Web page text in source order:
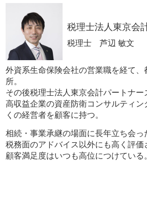
税理士法人東京会
税理士 芦辺 敏文
外資系生命保険会社の営業職を経て、
所。
その後税理士法人東京会計パートナー
高収益企業の資産防衛コンサルティン
くの経営者を顧客に持つ。
相続・事業承継の場面に長年立ち会っ
税務面のアドバイス以外にも高く評価
顧客満足度はいつも高位につけている